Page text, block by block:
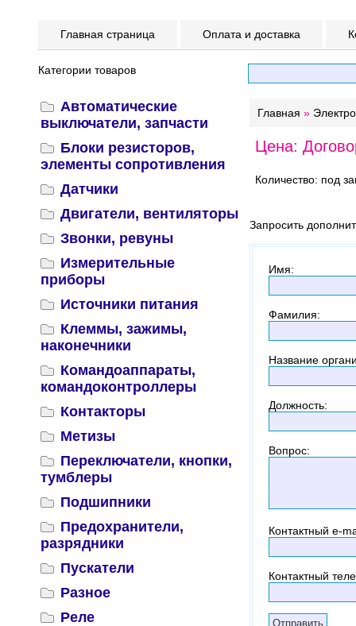
Главная страница Оплата и доставка
Категории товаров
Автоматические
выключатели, запчасти
Блоки резисторов,
элементы сопротивления
Датчики
Двигатели, вентиляторы
Звонки, ревуны
Измерительные
приборы
Источники питания
Клеммы, зажимы,
наконечники
Командоаппараты,
командоконтроллеры
Контакторы
Метизы
Переключатели, кнопки,
тумблеры
Подшипники
Предохранители,
разрядники
Пускатели
Разное
Реле
Главная »
Цена:
Количество: под
Запросить
Имя:
Фамилия:
Название
Должность:
Вопрос:
Контактный e-
Контактный